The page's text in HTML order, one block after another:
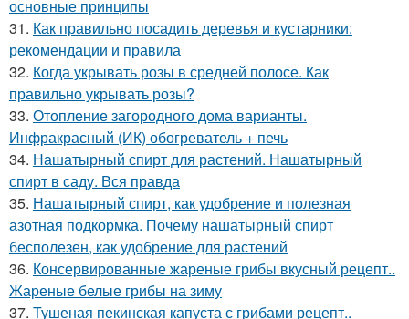
основные принципы
31. Как правильно посадить деревья и кустарники:
рекомендации и правила
32. Когда укрывать розы в средней полосе. Как
правильно укрывать розы?
33. Отопление загородного дома варианты.
Инфракрасный (ИК) обогреватель + печь
34. Нашатырный спирт для растений. Нашатырный
спирт в саду. Вся правда
35. Нашатырный спирт, как удобрение и полезная
азотная подкормка. Почему нашатырный спирт
бесполезен, как удобрение для растений
36. Консервированные жареные грибы вкусный рецепт..
Жареные белые грибы на зиму
37. Тушеная пекинская капуста с грибами рецепт..